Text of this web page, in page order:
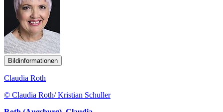
Bildinformationen
Claudia Roth
© Claudia Roth/ Kristian Schuller